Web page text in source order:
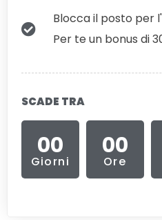
Blocca il posto per
Per te un bonus di
SCADE TRA
00
Giorni
00
Ore